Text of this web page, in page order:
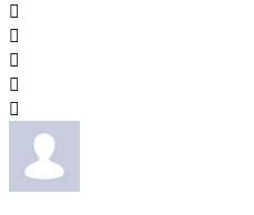




